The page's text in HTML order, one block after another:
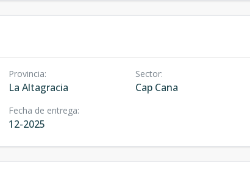
Provincia:
La Altagracia
Sector:
Cap Cana
Fecha de entrega:
12-2025